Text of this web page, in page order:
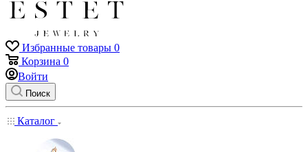
Избранные товары 0
Корзина 0
Войти
Поиск
Каталог